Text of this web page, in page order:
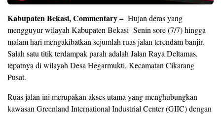
Kabupaten Bekasi, Commentary – Hujan deras yang
mengguyur wilayah Kabupaten Bekasi Senin sore (7/7) hingga
malam hari mengakibatkan sejumlah ruas jalan terendam banjir.
Salah satu titik terdampak parah adalah Jalan Raya Deltamas,
tepatnya di wilayah Desa Hegarmukti, Kecamatan Cikarang
Pusat.
Ruas jalan ini merupakan akses utama yang menghubungkan
kawasan Greenland International Industrial Center (GIIC) dengan